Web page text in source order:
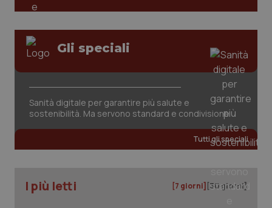
Gli speciali
Sanità digitale per garantire più salute e
sostenibilità. Ma servono standard e condivisione
Tutti gli speciali
I più letti [7 giorni] [30 giorni]
tracking-enable
www.quotidianosanita.it
www.quotidianosanita.it
2